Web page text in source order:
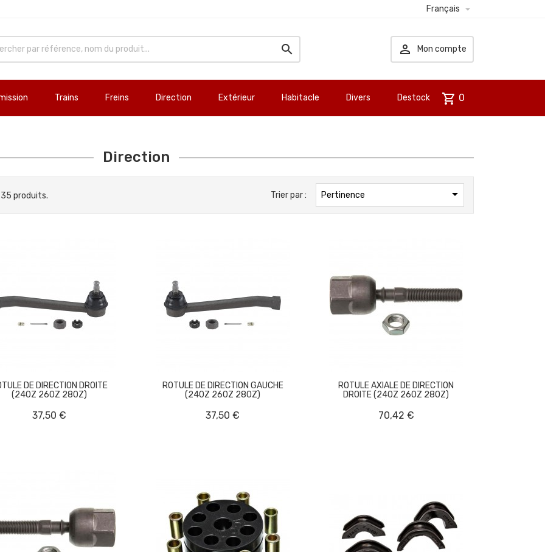
Français 
  Mon compte
Trains Freins Direction Extérieur Habitacle Divers Destock shopping_cart 0
Direction
35 produits. Trier par : Pertinence 
DE DIRECTION DROITE
(240Z 260Z 280Z)
37,50 €
ROTULE DE DIRECTION GAUCHE
(240Z 260Z 280Z)
37,50 €
ROTULE AXIALE DE DIRECTION
DROITE (240Z 260Z 280Z)
70,42 €